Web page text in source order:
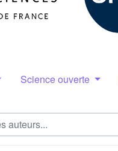
Science ouverte